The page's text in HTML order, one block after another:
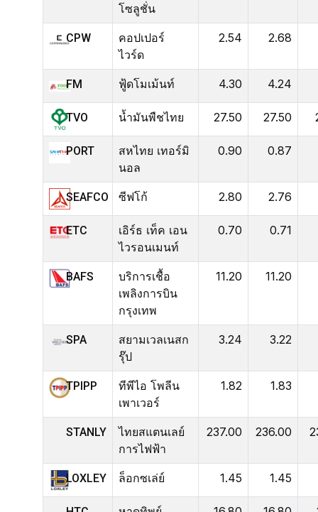
โซลูชั่น
CPW
คอปเปอร์
ไวร์ด
2.54 2.68
FM ฟู้ดโมเม้นท์ 4.30 4.24
TVO น้ำมันพืชไทย 27.50 27.50
PORT
สหไทย เทอร์มิ
นอล
0.90 0.87
SEAFCO ซีฟโก้ 2.80 2.76
ETC
เอิร์ธ เท็ค เอน
ไวรอนเมนท์
0.70 0.71
BAFS
บริการเชื้อ
เพลิงการบิน
กรุงเทพ
11.20 11.20
SPA
สยามเวลเนสก
รุ๊ป
3.24 3.22
TPIPP
ทีพีไอ โพลีน
เพาเวอร์
1.82 1.83
STANLY
ไทยสแตนเลย์
การไฟฟ้า
237.00 236.00
LOXLEY ล็อกซเล่ย์ 1.45 1.45